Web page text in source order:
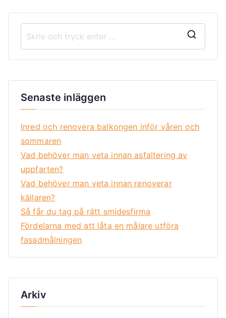
Senaste inläggen
Inred och renovera balkongen inför våren och
sommaren
Vad behöver man veta innan asfaltering av
uppfarten?
Vad behöver man veta innan renoverar
källaren?
Så får du tag på rätt smidesfirma
Fördelarna med att låta en målare utföra
fasadmålningen
Arkiv